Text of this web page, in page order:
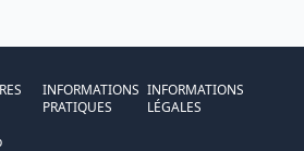
INFORMATIONS
PRATIQUES
INFORMATIONS
LÉGALES